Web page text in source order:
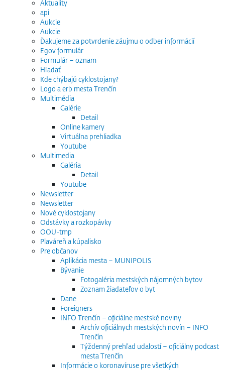
Aktuality
api
Aukcie
Aukcie
Ďakujeme za potvrdenie záujmu o odber informácií
Egov formulár
Formulár – oznam
Hľadať
Kde chýbajú cyklostojany?
Logo a erb mesta Trenčín
Multimédia
Galérie
Detail
Online kamery
Virtuálna prehliadka
Youtube
Multimedia
Galéria
Detail
Youtube
Newsletter
Newsletter
Nové cyklostojany
Odstávky a rozkopávky
OOU-tmp
Plaváreň a kúpalisko
Pre občanov
Aplikácia mesta – MUNIPOLIS
Bývanie
Fotogaléria mestských nájomných bytov
Zoznam žiadateľov o byt
Dane
Foreigners
INFO Trenčín – oficiálne mestské noviny
Archív oficiálnych mestských novín – INFO
Trenčín
Týždenný prehľad udalostí – oficiálny podcast
mesta Trenčín
Informácie o koronavíruse pre všetkých